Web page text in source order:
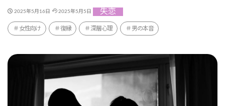
2025年5月16日 2025年5月5日 失恋
女性向け 復縁 深層心理 男の本音